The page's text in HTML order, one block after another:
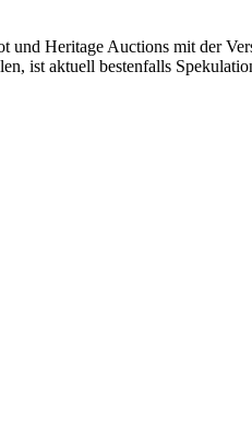
Heritage Auctions mit der
ist aktuell bestenfalls